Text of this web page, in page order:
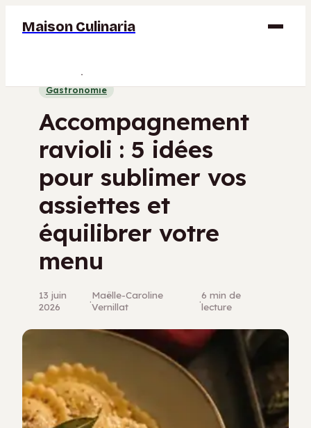
Maison Culinaria
Gastronomie
Bricolage
Gastronomie
Accompagnement
ravioli : 5 idées
pour sublimer vos
assiettes et
équilibrer votre
menu
13 juin
2026
·Maëlle-Caroline
Vernillat
·6 min de
lecture